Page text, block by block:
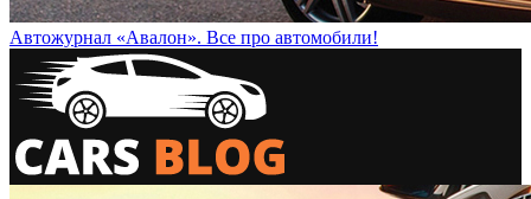
Автожурнал «Авалон». Все про автомобили!